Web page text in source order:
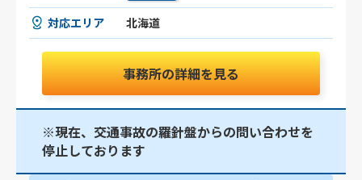
対応エリア 北海道
事務所の詳細を見る
※現在、交通事故の羅針盤からの問い合わせを
停止しております